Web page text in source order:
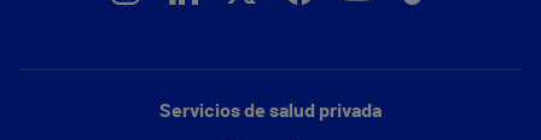
Servicios de salud privada